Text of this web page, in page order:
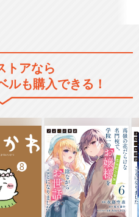
騎士ラムネ&40総集編
る
トアなら
ルも購入できる！